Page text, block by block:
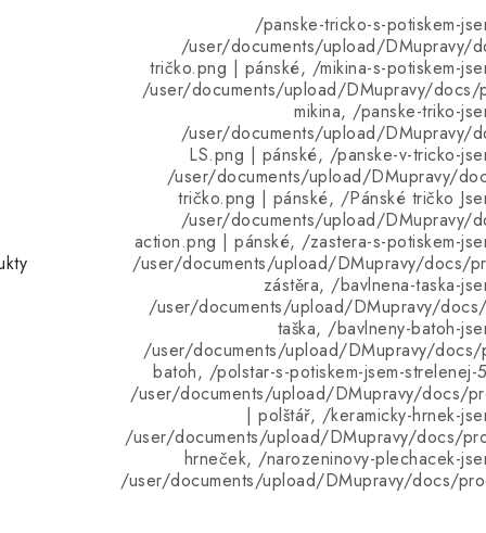
/panske-tricko-s-potiskem-
/user/documents/upload/DMupravy/
tričko.png | pánské, /mikina-s-potiskem-
/user/documents/upload/DMupravy/docs/
mikina, /panske-triko-
/user/documents/upload/DMupravy/
LS.png | pánské, /panske-v-tricko-
/user/documents/upload/DMupravy/
tričko.png | pánské, /Pánské tričko
/user/documents/upload/DMupravy/
action.png | pánské, /zastera-s-potiskem-
/user/documents/upload/DMupravy/docs/
zástěra, /bavlnena-taska-
/user/documents/upload/DMupravy/
taška, /bavlneny-batoh-
/user/documents/upload/DMupravy/
batoh, /polstar-s-potiskem-jsem-
/user/documents/upload/DMupravy/docs/
| polštář, /keramicky-hrnek-
/user/documents/upload/DMupravy/docs/
hrneček, /narozeninovy-plechacek-
/user/documents/upload/DMupravy/docs/